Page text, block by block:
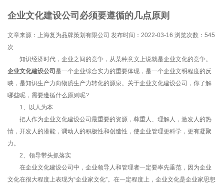
企业文化建设公司必须要遵循的几点原则
文章来源：上海复为品牌策划有限公司 发布时间：2022-03-16 浏览次数： 545
次
知识经济时代，企业之间的竞争，从某种意义上说就是企业文化的竞争。
企业文化建设公司 是一个企业综合实力的重要体现，是一个企业文明程度的反
映，是知识生产力向物质生产力转化的源泉。关于企业文化建设公司，你了解
哪些呢，需要遵循什么原则呢?
1、以人为本
把人作为企业文化建设公司最重要的资源，尊重人、理解人，激发人的热
情，开发人的潜能，调动人的积极性和创造性，使企业管理更科学，更有凝聚
力。
2、领导带头抓落实
在企业文化建设公司中，企业领导人和管理者一定要率先垂范，因为企业
文化在很大程度上表现为“企业家文化”。在一定程度上，企业文化是企业家思想